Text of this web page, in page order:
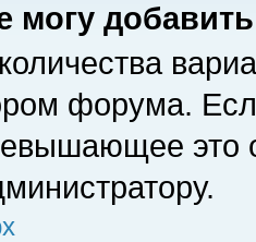
могу
форума.
это